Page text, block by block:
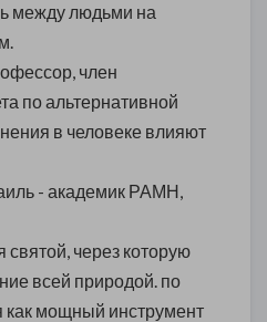
между людьми на
член
по альтернативной
в человеке влияют
- академик РАМН,
святой, через которую
всей природой. по
как мощный инструмент